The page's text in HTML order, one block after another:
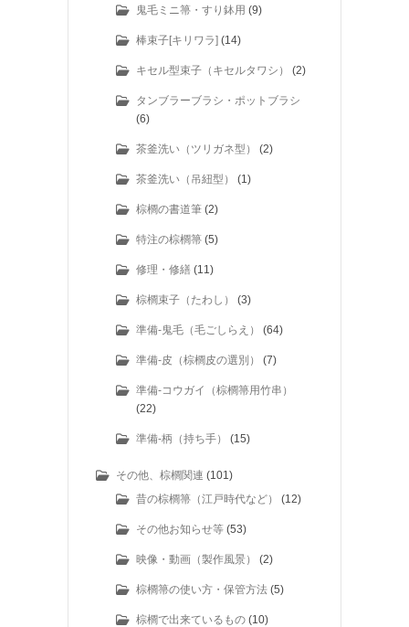
鬼毛ミニ箒・すり鉢用 (9)
棒束子[キリワラ] (14)
キセル型束子（キセルタワシ） (2)
タンブラーブラシ・ポットブラシ
(6)
茶釜洗い（ツリガネ型） (2)
茶釜洗い（吊紐型） (1)
棕櫚の書道筆 (2)
特注の棕櫚箒 (5)
修理・修繕 (11)
棕櫚束子（たわし） (3)
準備-鬼毛（毛ごしらえ） (64)
準備-皮（棕櫚皮の選別） (7)
準備-コウガイ（棕櫚箒用竹串）
(22)
準備-柄（持ち手） (15)
その他、棕櫚関連 (101)
昔の棕櫚箒（江戸時代など）
(12)
その他お知らせ等 (53)
映像・動画（製作風景） (2)
棕櫚箒の使い方・保管方法 (5)
棕櫚で出来ているもの (10)